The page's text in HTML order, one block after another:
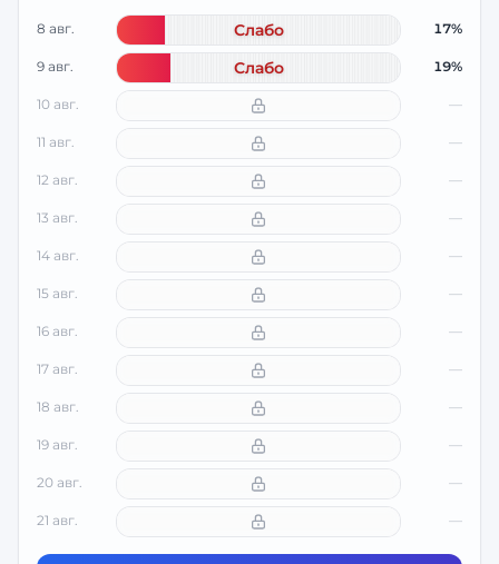
8 авг. Слабо 17%
9 авг. Слабо 19%
10 авг. —
11 авг. —
12 авг. —
13 авг. —
14 авг. —
15 авг. —
16 авг. —
17 авг. —
18 авг. —
19 авг. —
20 авг. —
21 авг. —